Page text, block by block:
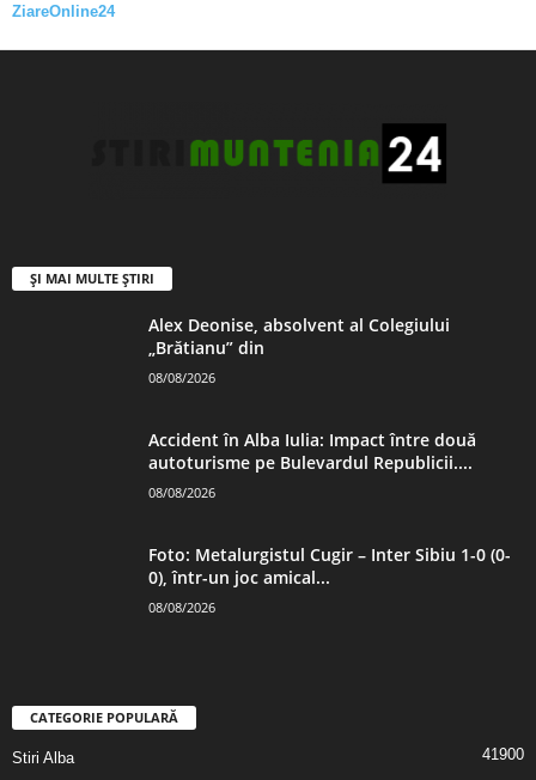
ZiareOnline24
ȘI MAI MULTE ȘTIRI
Alex Deonise, absolvent al Colegiului
„Brătianu” din
08/08/2026
Accident în Alba Iulia: Impact între două
autoturisme pe Bulevardul Republicii....
08/08/2026
Foto: Metalurgistul Cugir – Inter Sibiu 1-0 (0-
0), într-un joc amical...
08/08/2026
CATEGORIE POPULARĂ
Stiri Alba 41900